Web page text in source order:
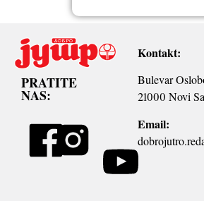
PRATITE
NAS:
Kontakt:
Bulevar
21000 Novi
Email: